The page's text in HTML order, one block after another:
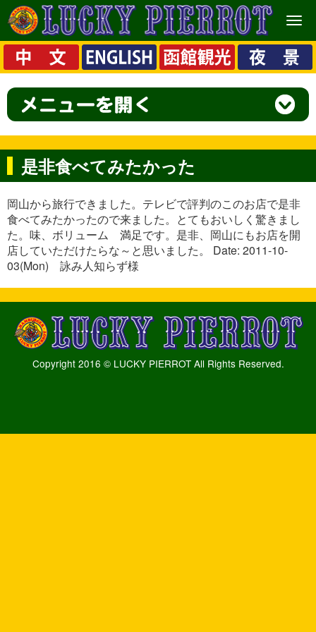
メ
ニ
ュ
ー
是非食べてみたかった
岡山から旅行できました。テレビで評判のこのお店で是非
食べてみたかったので来ました。とてもおいしく驚きまし
た。味、ボリューム 満足です。是非、岡山にもお店を開
店していただけたらな～と思いました。 Date: 2011-10-
03(Mon) 詠み人知らず様
Copyright 2016 © LUCKY PIERROT All Rights Reserved.